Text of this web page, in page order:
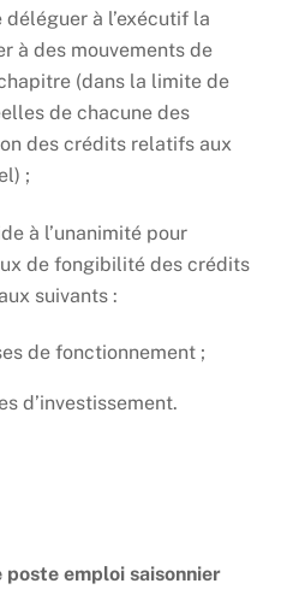
à l’exécutif la
à des mouvements de
(dans la limite de
de chacune des
des crédits relatifs aux
;
à l’unanimité pour
de fongibilité des crédits
suivants :
de fonctionnement ;
d’investissement.
emploi saisonnier